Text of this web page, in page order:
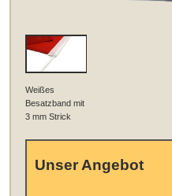
Weißes
Besatzband mit
3 mm Strick
Unser Angebot